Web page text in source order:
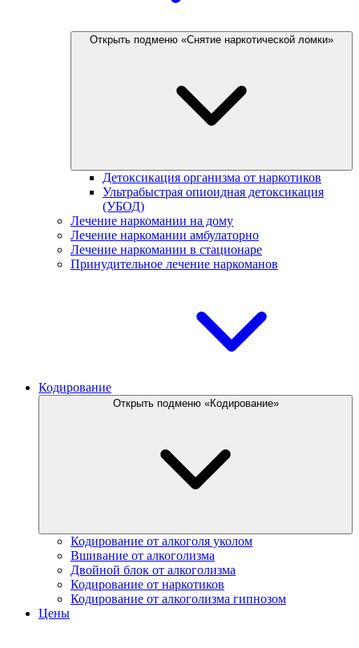
Открыть подменю «Снятие наркотической ломки»
Детоксикация организма от наркотиков
Ультрабыстрая опиоидная детоксикация
(УБОД)
Лечение наркомании на дому
Лечение наркомании амбулаторно
Лечение наркомании в стационаре
Принудительное лечение наркоманов
Кодирование
Открыть подменю «Кодирование»
Кодирование от алкоголя уколом
Вшивание от алкоголизма
Двойной блок от алкоголизма
Кодирование от наркотиков
Кодирование от алкоголизма гипнозом
Цены